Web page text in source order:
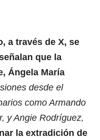
a través de X, se
que la
Ángela María
desde el
como Armando
y Angie Rodríguez,
la extradición de